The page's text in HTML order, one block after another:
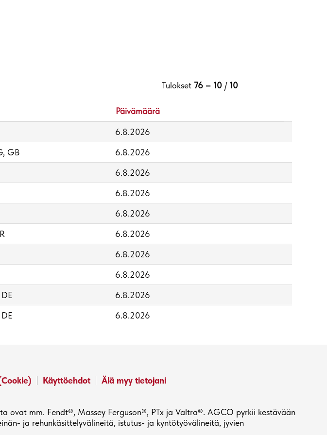
Tulokset 76 – 10 / 10
Päivämäärä
6.8.2026
GB
6.8.2026
6.8.2026
6.8.2026
6.8.2026
6.8.2026
6.8.2026
6.8.2026
6.8.2026
6.8.2026
Käyttöehdot Älä myy tietojani
mm. Fendt®, Massey Ferguson®, PTx ja Valtra®. AGCO pyrkii kestävään
ja rehunkäsittelyvälineitä, istutus- ja kyntötyövälineitä, jyvien